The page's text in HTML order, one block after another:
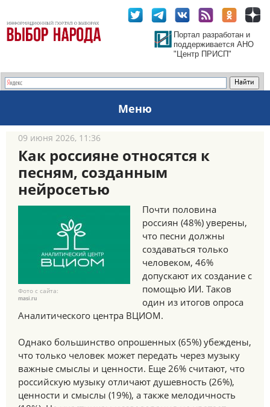
Портал разработан и
поддерживается АНО
"Центр ПРИСП"
Меню
09 июня 2026, 11:36
Как россияне относятся к
песням, созданным
нейросетью
Фото с сайта:
masi.ru
Почти половина
россиян (48%) уверены,
что песни должны
создаваться только
человеком, 46%
допускают их создание с
помощью ИИ. Таков
один из итогов опроса
Аналитического центра ВЦИОМ.
Однако большинство опрошенных (65%) убеждены,
что только человек может передать через музыку
важные смыслы и ценности. Еще 26% считают, что
российскую музыку отличают душевность (26%),
ценности и смыслы (19%), а также мелодичность